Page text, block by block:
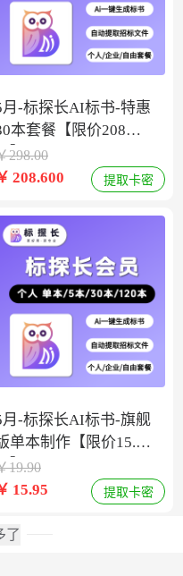
月-标探长AI标书-特惠
本套餐【限价208
】
298.00
208.600 提取卡密
月-标探长AI标书-旗舰
单本制作【限价15.9
】
19.90
15.95 提取卡密
了